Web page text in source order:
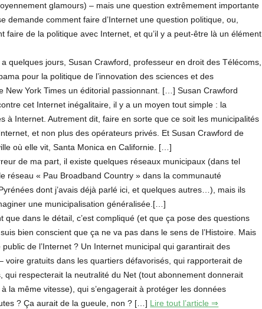
glamours) – mais une question extrêmement importante
demande comment faire d’Internet une question politique, ou,
faire de la politique avec Internet, et qu’il y a peut-être là un élément
quelques jours, Susan Crawford, professeur en droit des Télécoms,
pour la politique de l’innovation des sciences et des
New York Times un éditorial passionnant. […] Susan Crawford
cet Internet inégalitaire, il y a un moyen tout simple : la
à Internet. Autrement dit, faire en sorte que ce soit les municipalités
et non plus des opérateurs privés. Et Susan Crawford de
où elle vit, Santa Monica en Californie. […]
de ma part, il existe quelques réseaux municipaux (dans tel
réseau « Pau Broadband Country » dans la communauté
dont j’avais déjà parlé ici, et quelques autres…), mais ils
une municipalisation généralisée.[…]
dans le détail, c’est compliqué (et que ça pose des questions
bien conscient que ça ne va pas dans le sens de l’Histoire. Mais
de l’Internet ? Un Internet municipal qui garantirait des
voire gratuits dans les quartiers défavorisés, qui rapporterait de
qui respecterait la neutralité du Net (tout abonnement donnerait
la même vitesse), qui s’engagerait à protéger les données
? Ça aurait de la gueule, non ? […] Lire tout l’article ⇒